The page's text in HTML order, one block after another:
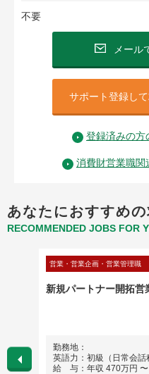
不要
メール
サポート登録し
登録済みの方
消費財営業職関
あなたにおすすめの
RECOMMENDED JOBS FOR
営業・営業企画・営業管理職
新規パートナー開拓営
勤務地：
英語力：初級（日常会話
給 与：年収 470万円 〜